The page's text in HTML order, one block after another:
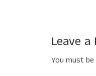
Leave a
You must be